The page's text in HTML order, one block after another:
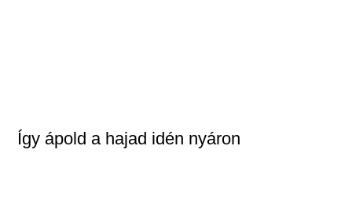
Így ápold a hajad idén nyáron